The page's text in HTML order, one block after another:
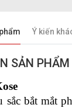
Ý kiến
SẢN PHẨM
sắc bắt mắt